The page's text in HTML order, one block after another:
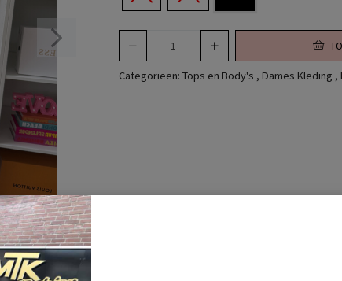
Categorieën: Tops en Body's , Dames Kleding ,